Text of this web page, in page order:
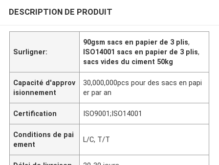
DESCRIPTION DE PRODUIT
Surligner:
90gsm sacs en papier de 3 plis,
ISO14001 sacs en papier de 3 plis,
sacs vides du ciment 50kg
Capacité d'approv
isionnement
30,000,000pcs pour des sacs en papi
er par an
Certification ISO9001;ISO14001
Conditions de pai
ement
L/C, T/T